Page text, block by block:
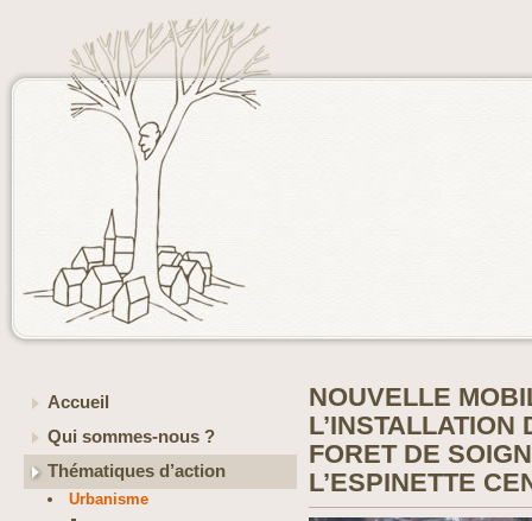
Accueil
Qui sommes-nous ?
Thématiques d’action
Urbanisme
NOUVELLE
L’INSTALLATION
FORET DE
L’ESPINETTE